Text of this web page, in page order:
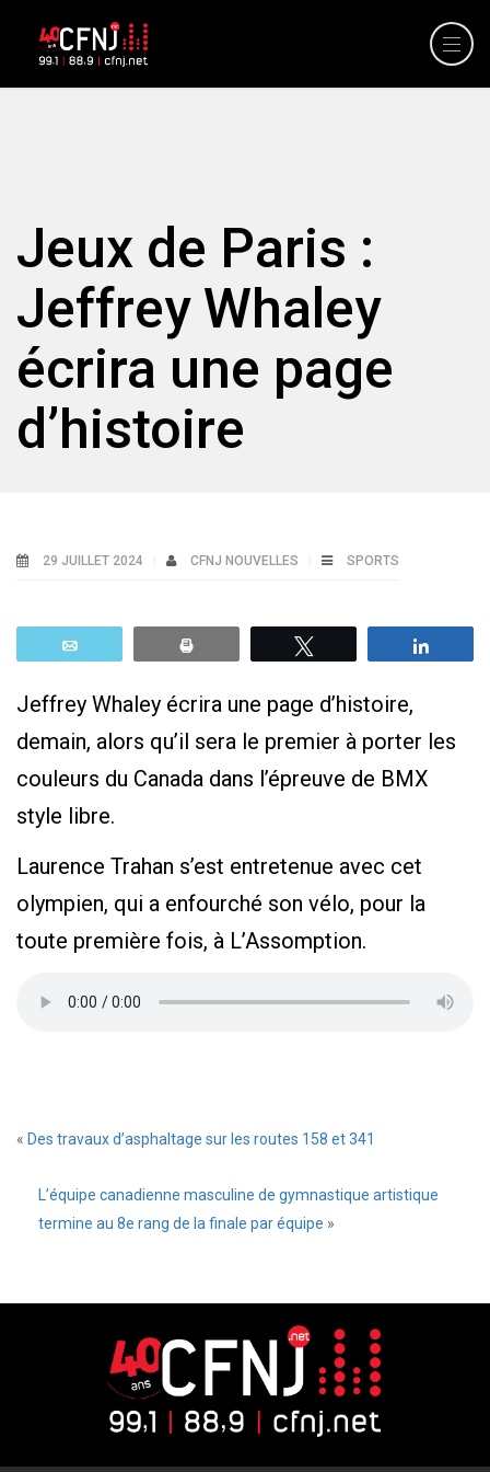
Jeux de Paris :
Jeffrey Whaley
écrira une page
d’histoire
29 JUILLET 2024 CFNJ NOUVELLES SPORTS
Jeffrey Whaley écrira une page d’histoire,
demain, alors qu’il sera le premier à porter les
couleurs du Canada dans l’épreuve de BMX
style libre.
Laurence Trahan s’est entretenue avec cet
olympien, qui a enfourché son vélo, pour la
toute première fois, à L’Assomption.
« Des travaux d’asphaltage sur les routes 158 et 341
L’équipe canadienne masculine de gymnastique artistique
termine au 8e rang de la finale par équipe »